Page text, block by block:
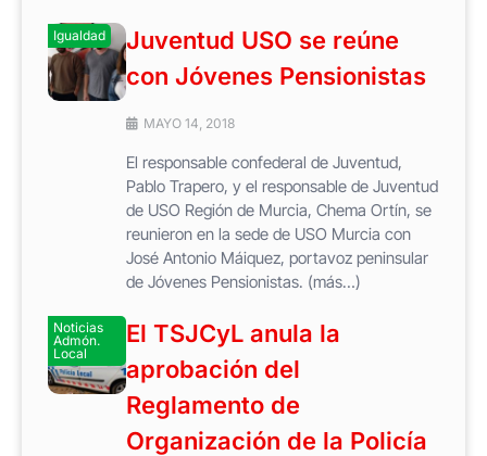
Igualdad
Juventud USO se reúne
con Jóvenes Pensionistas
MAYO 14, 2018
El responsable confederal de Juventud,
Pablo Trapero, y el responsable de Juventud
de USO Región de Murcia, Chema Ortín, se
reunieron en la sede de USO Murcia con
José Antonio Máiquez, portavoz peninsular
de Jóvenes Pensionistas. (más…)
Noticias
Admón.
Local
El TSJCyL anula la
aprobación del
Reglamento de
Organización de la Policía